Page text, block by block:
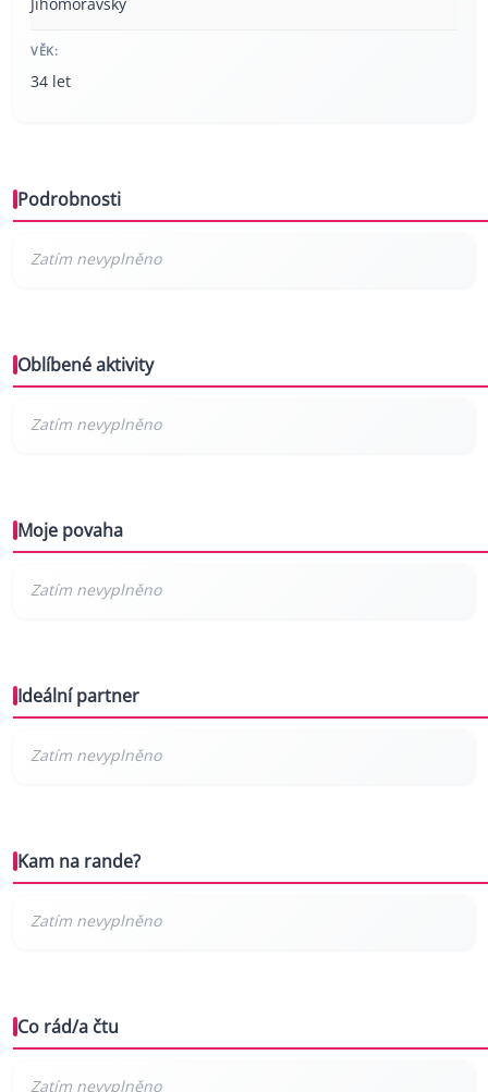
VĚK:
34 let
Podrobnosti
Oblíbené aktivity
Moje povaha
Ideální partner
Kam na rande?
Co rád/a čtu